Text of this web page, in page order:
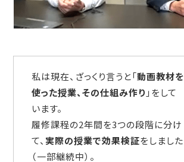
私は現在、ざっくり言うと「動画教材を
使った授業、その仕組み作り 」をして
います。
履修課程の2年間を3つの段階に分け
て、 実際の授業で効果検証をしました
（一部継続中）。